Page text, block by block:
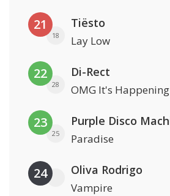
21
18
Tiësto
Lay Low
22
28
Di-Rect
OMG It's Happening
23
25 Paradise
24 Oliva Rodrigo
Vampire